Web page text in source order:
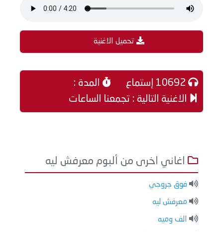
تحميل الاغنية
المدة :
الاغنية التالية : تجمعنا الساعات
اغاني اخرى من ألبوم معرفش ليه
فوق جروجي
معرفش ليه
الف وميه